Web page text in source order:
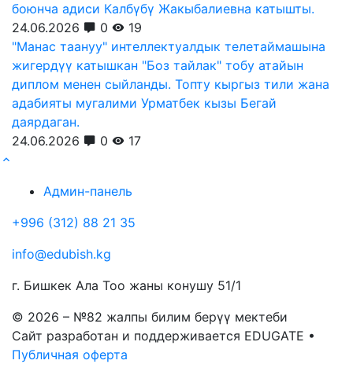
боюнча адиси Калбүбү Жакыбалиевна катышты.
24.06.2026
0
19
"Манас таануу" интеллектуалдык телетаймашына
жигердүү катышкан "Боз тайлак" тобу атайын
диплом менен сыйланды. Топту кыргыз тили жана
адабияты мугалими Урматбек кызы Бегай
даярдаган.
24.06.2026
0 17
Админ-панель
+996 (312) 88 21 35
info@edubish.kg
г. Бишкек Ала Тоо жаны конушу 51/1
© 2026 – №82 жалпы билим берүү мектеби
Сайт разработан и поддерживается EDUGATE •
Публичная оферта